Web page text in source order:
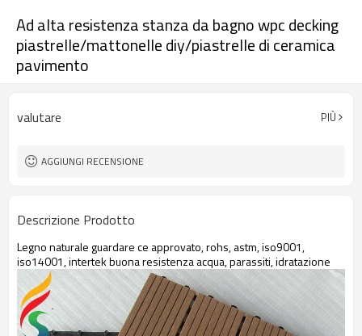
Ad alta resistenza stanza da bagno wpc decking
piastrelle/mattonelle diy/piastrelle di ceramica
pavimento
valutare PIÙ
AGGIUNGI RECENSIONE
Descrizione Prodotto
Legno naturale guardare ce approvato, rohs, astm, iso9001,
iso14001, intertek buona resistenza acqua, parassiti, idratazione